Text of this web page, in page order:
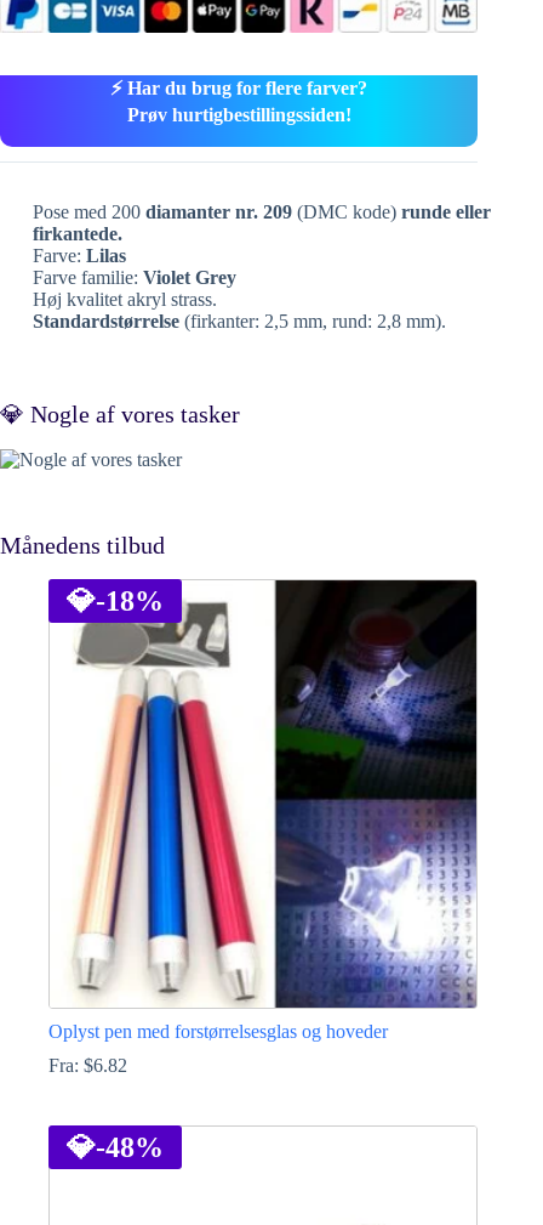
⚡ Har du brug for flere farver?
Prøv hurtigbestillingssiden!
Pose med 200 diamanter nr. 209(DMC kode) runde eller
firkantede.
Farve: Lilas
Farve familie: Violet Grey
Høj kvalitet akryl strass.
Standardstørrelse(firkanter: 2,5 mm, rund: 2,8 mm).
💎 Nogle af vores tasker
Månedens tilbud
💎-18%
Oplyst pen med forstørrelsesglas og hoveder
Fra: $6.82
vare
har
flere
💎-48%